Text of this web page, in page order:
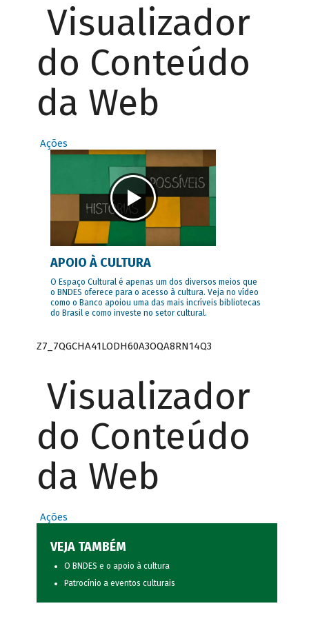
Visualizador
do Conteúdo
da Web
Ações
APOIO À CULTURA
O Espaço Cultural é apenas um dos diversos meios que
o BNDES oferece para o acesso à cultura. Veja no vídeo
como o Banco apoiou uma das mais incríveis bibliotecas
do Brasil e como investe no setor cultural.
Z7_7QGCHA41LODH60A3OQA8RN14Q3
Visualizador
do Conteúdo
da Web
Ações
VEJA TAMBÉM
O BNDES e o apoio à cultura
Patrocínio a eventos culturais